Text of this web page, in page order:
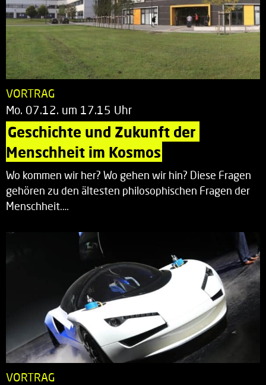
VORTRAG
Mo. 07.12. um 17.15 Uhr
Geschichte und Zukunft der
Menschheit im Kosmos
Wo kommen wir her? Wo gehen wir hin? Diese Fragen
gehören zu den ältesten philosophischen Fragen der
Menschheit.…
VORTRAG